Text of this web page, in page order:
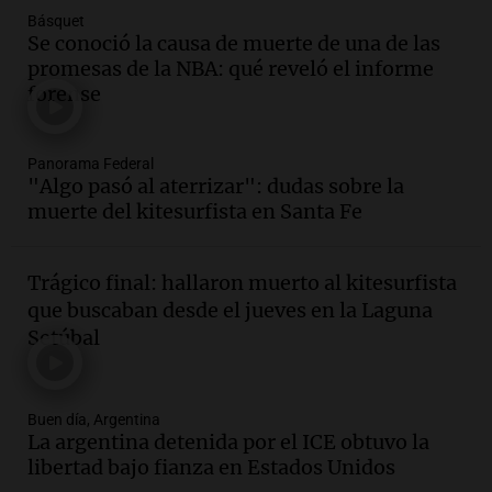
Audio.La historia de la servilleta que
firmó Jorge Messi para el primer
contrato de Leo con Barcelona
Una mañana para todos
Audio.Joan Gaspart: "Sin Jorge, no sé si
Messi hubiera llegado adonde llegó"
Una mañana para todos
Audio.El orgullo y el sueño argentino de
Jorge Messi en una entrevista con Rony
Vargas en 2007
Audio.El abuelo de Agostina Vega, tras
las nuevas detenciones: "En esa casa
todos tenían algo que ver"
Básquet
Se conoció la causa de muerte de una de las
promesas de la NBA: qué reveló el informe
forense
Panorama Federal
"Algo pasó al aterrizar": dudas sobre la
muerte del kitesurfista en Santa Fe
Trágico final: hallaron muerto al kitesurfista
que buscaban desde el jueves en la Laguna
Setúbal
Buen día, Argentina
La argentina detenida por el ICE obtuvo la
libertad bajo fianza en Estados Unidos